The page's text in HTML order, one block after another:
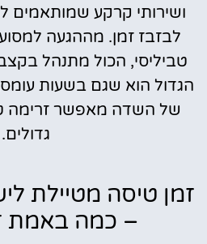
ושירותי קרקע שמותאמים
לבזבז זמן. מההגעה
טביליסי, הכול מתנהל
הגדול הוא שגם בשעות
של השדה מאפשר זרימה
גדולים.
זמן טיסה מטיילת
– כמה באמת